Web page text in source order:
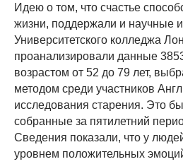
Идею о том, что счастье
жизни, поддержали и научные
Университетского колледжа
проанализировали данные
возрастом от 52 до 79 лет,
методом среди участников
исследования старения. Это
собранные за пятилетний
Сведения показали, что у
уровнем положительных